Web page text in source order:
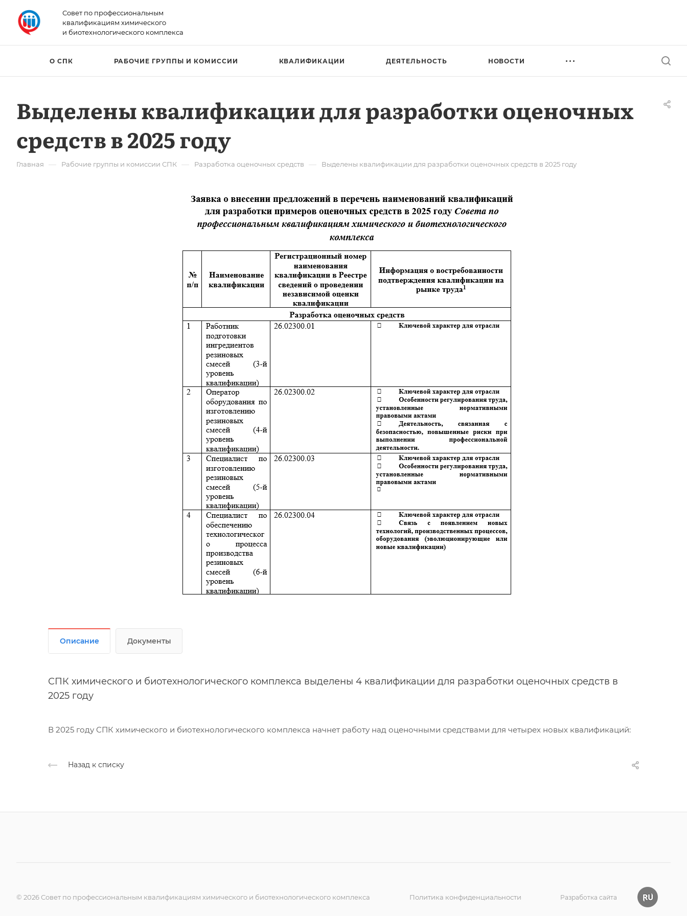
Совет по профессиональным
квалификациям химического
и биотехнологического комплекса
О СПК РАБОЧИЕ ГРУППЫ И КОМИССИИ КВАЛИФИКАЦИИ ДЕЯТЕЛЬНОСТЬ НОВОСТИ
Выделены квалификации для разработки оценочных
средств в 2025 году
Главная — Рабочие группы и комиссии СПК — Разработка оценочных средств — Выделены квалификации для разработки оценочных средств в 2025 году
Описание Документы
СПК химического и биотехнологического комплекса выделены 4 квалификации для разработки оценочных средств в
2025 году
В 2025 году СПК химического и биотехнологического комплекса начнет работу над оценочными средствами для четырех новых квалификаций:
Назад к списку
© 2026 Совет по профессиональным квалификациям химического и биотехнологического комплекса Политика конфиденциальности Разработка сайта